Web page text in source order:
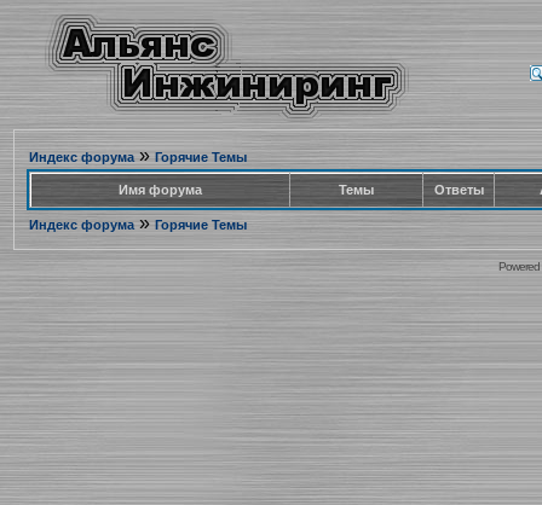
Индекс форума» Горячие Темы
Имя форума Темы Ответы
Индекс форума» Горячие Темы